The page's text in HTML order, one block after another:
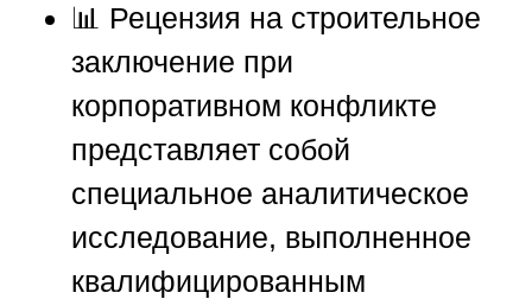
📊 Рецензия на строительное
заключение при
корпоративном конфликте
представляет собой
специальное аналитическое
исследование, выполненное
квалифицированным